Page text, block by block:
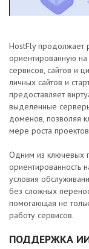
HostFly продолжает
ориентированную
сервисов, сайтов и
личных сайтов и
предоставляет
выделенные
доменов, позволяя
мере роста
Одним из ключевых
ориентированность
условия
без сложных
помогающая не
работу сервисов.
ПОДДЕРЖКА